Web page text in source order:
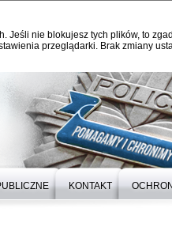
Jeśli nie blokujesz tych plików, to
przeglądarki. Brak zmiany
KONTAKT